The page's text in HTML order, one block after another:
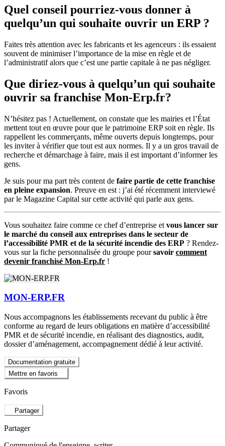
Quel conseil pourriez-vous donner à
quelqu’un qui souhaite ouvrir un ERP ?
Faites très attention avec les fabricants et les agenceurs : ils essaient
souvent de minimiser l’importance de la mise en règle et de
l’administratif alors que c’est une partie capitale à ne pas négliger.
Que diriez-vous à quelqu’un qui souhaite
ouvrir sa franchise Mon-Erp.fr?
N’hésitez pas ! Actuellement, on constate que les mairies et l’État
mettent tout en œuvre pour que le patrimoine ERP soit en règle. Ils
rappellent les commerçants, même ouverts depuis longtemps, pour
les inviter à vérifier que tout est aux normes. Il y a un gros travail de
recherche et démarchage à faire, mais il est important d’informer les
gens.
Je suis pour ma part très content de faire partie de cette franchise
en pleine expansion. Preuve en est : j’ai été récemment interviewé
par le Magazine Capital sur cette activité qui parle aux gens.
Vous souhaitez faire comme ce chef d’entreprise et vous lancer sur
le marché du conseil aux entreprises dans le secteur de
l’accessibilité PMR et de la sécurité incendie des ERP ? Rendez-
vous sur la fiche personnalisée du groupe poursavoir comment
devenir franchisé Mon-Erp.fr !
MON-ERP.FR
Nous accompagnons les établissements recevant du public à être
conforme au regard de leurs obligations en matière d’accessibilité
PMR et de sécurité incendie, en réalisant des diagnostics, audit,
dossier d’aménagement, accompagnement dédié à leur activité.
Documentation gratuite
Mettre en favoris
Favoris
Partager
Partager